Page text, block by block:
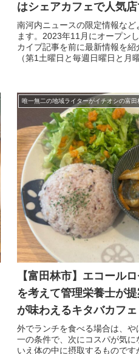
はシェアカフェで人気
8日アーカイブ記事）
南河内ニュースの限定情報な
ます。2023年11月にオープン
カイブ記事を前に最新情報を
（第1土曜日と毎週日曜日と月
唯一無二の地域ライターがイチオシの富田
【富田林市】エコール
を考えて管理栄養士が
が味わえるキタバカフェ
外でランチを食べる場合は、
一の条件で、次にコスパが気
いえ体の中に摂取するもので